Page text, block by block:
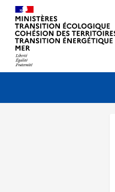
Navigation
Menu principal